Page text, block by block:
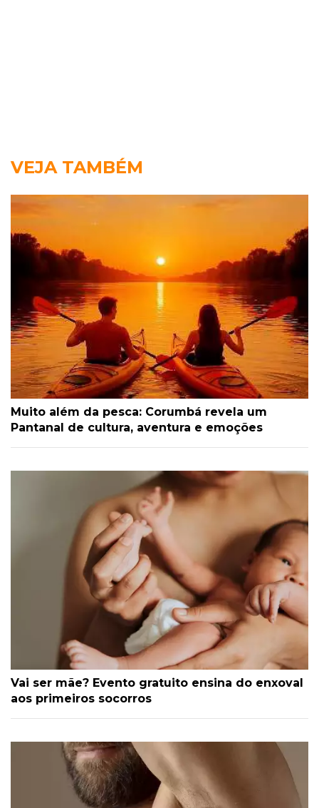
VEJA TAMBÉM
Muito além da pesca: Corumbá revela um
Pantanal de cultura, aventura e emoções
Vai ser mãe? Evento gratuito ensina do enxoval
aos primeiros socorros